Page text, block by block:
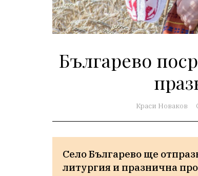
Българево
Краси Новаков
Село Българево ще
литургия и празнична